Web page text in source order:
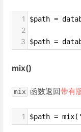
1 $path =
2
3
$path =
mix()
mix 函数返回带有
1 $path =